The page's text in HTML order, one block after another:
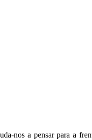
nos a pensar para a